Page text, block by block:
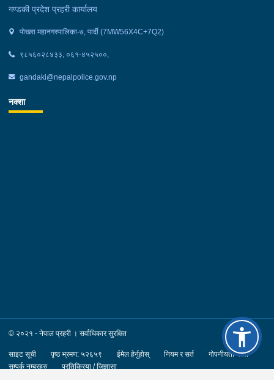
गण्डकी प्रदेश प्रहरी कार्यालय
पोखरा महानगरपालिका-७, पार्दी (7MW56X4C+7Q2)
९८५६०२८४३३, ०६१-४५२५००,
gandaki@nepalpolice.gov.np
नक्शा
© २०२१ - नेपाल प्रहरी । सर्वाधिकार सुरक्षित
साइट सूची पृष्ठ भ्रमण: ५२६५९ ईमेल हेर्नुहोस् नियम र सर्त
गोपनीयता नीति
सम्पर्क नम्बरहरु
प्रतिक्रिया / जिज्ञासा